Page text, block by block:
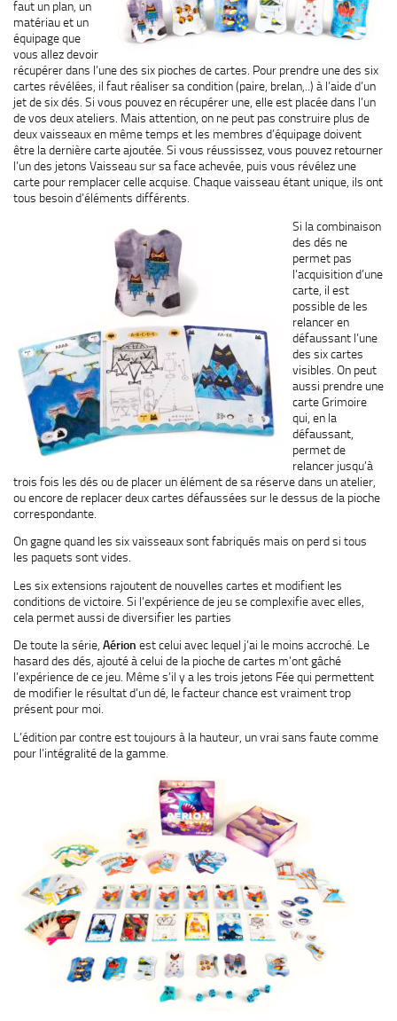
faut un plan, un
matériau et un
équipage que
vous allez devoir
récupérer dans l’une des six pioches de cartes. Pour prendre une des six
cartes révélées, il faut réaliser sa condition (paire, brelan,..) à l’aide d’un
jet de six dés. Si vous pouvez en récupérer une, elle est placée dans l’un
de vos deux ateliers. Mais attention, on ne peut pas construire plus de
deux vaisseaux en même temps et les membres d’équipage doivent
être la dernière carte ajoutée. Si vous réussissez, vous pouvez retourner
l’un des jetons Vaisseau sur sa face achevée, puis vous révélez une
carte pour remplacer celle acquise. Chaque vaisseau étant unique, ils ont
tous besoin d’éléments différents.
Si la combinaison
des dés ne
permet pas
l’acquisition d’une
carte, il est
possible de les
relancer en
défaussant l’une
des six cartes
visibles. On peut
aussi prendre une
carte Grimoire
qui, en la
défaussant,
permet de
relancer jusqu’à
trois fois les dés ou de placer un élément de sa réserve dans un atelier,
ou encore de replacer deux cartes défaussées sur le dessus de la pioche
correspondante.
On gagne quand les six vaisseaux sont fabriqués mais on perd si tous
les paquets sont vides.
Les six extensions rajoutent de nouvelles cartes et modifient les
conditions de victoire. Si l’expérience de jeu se complexifie avec elles,
cela permet aussi de diversifier les parties
De toute la série, Aérion est celui avec lequel j’ai le moins accroché. Le
hasard des dés, ajouté à celui de la pioche de cartes m’ont gâché
l’expérience de ce jeu. Même s’il y a les trois jetons Fée qui permettent
de modifier le résultat d’un dé, le facteur chance est vraiment trop
présent pour moi.
L’édition par contre est toujours à la hauteur, un vrai sans faute comme
pour l’intégralité de la gamme.